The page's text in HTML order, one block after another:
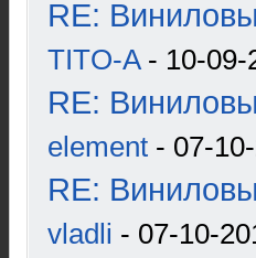
RE:
TITO-A- 10-09-
RE:
element - 07-
RE:
vladli - 07-10-